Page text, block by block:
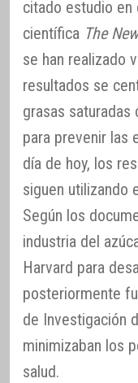
citado estudio en
científica The
se han realizado
resultados se
grasas
para prevenir las
día de hoy, los
siguen utilizando
Según los
industria del
Harvard para
posteriormente
de Investigación
minimizaban los
salud.